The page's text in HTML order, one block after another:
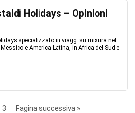
Holidays – Opinioni
specializzato in viaggi su misura nel
e America Latina, in Africa del Sud e
3 Pagina successiva »